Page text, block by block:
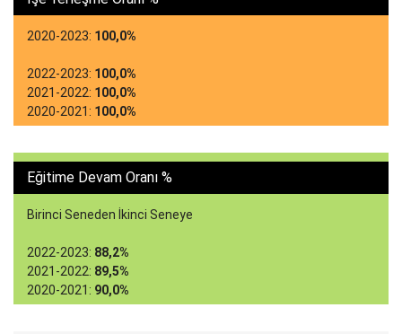
2020-2023: 100,0%
2022-2023: 100,0%
2021-2022: 100,0%
2020-2021: 100,0%
Eğitime Devam Oranı %
Birinci Seneden İkinci Seneye
2022-2023: 88,2%
2021-2022: 89,5%
2020-2021: 90,0%